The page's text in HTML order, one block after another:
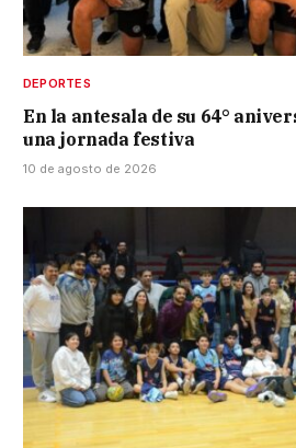
DEPORTES
En la antesala de su 64°
una jornada festiva
10 de agosto de 2026